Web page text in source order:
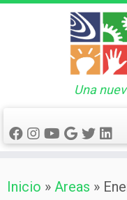
al
Una
Inicio » Areas »